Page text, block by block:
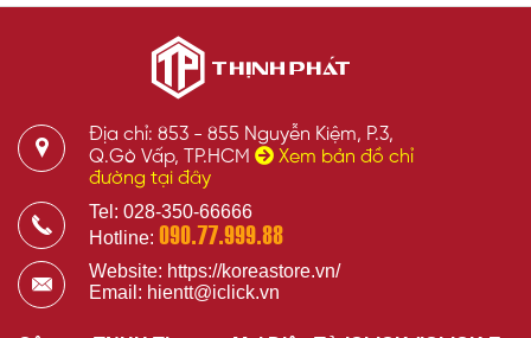
Địa chỉ: 853 - 855 Nguyễn Kiệm, P.3,
Q.Gò Vấp, TP.HCM
Xem bản đồ chỉ
đường tại đây
Tel: 028-350-66666
Hotline: 090.77.999.88
Website: https://koreastore.vn/
Email: hientt@iclick.vn